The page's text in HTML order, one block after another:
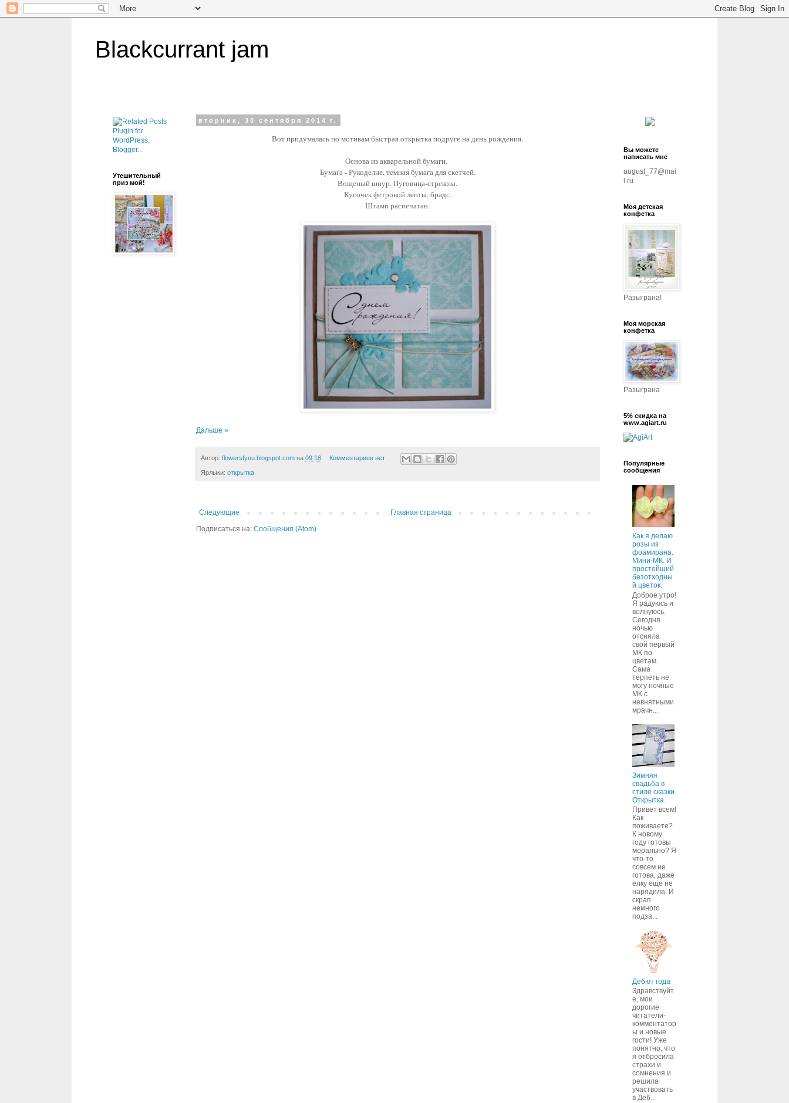
Blackcurrant jam
вторник, 30 сентября 2014 г.
Вот придумалась по мотивам быстрая открытка подруге на день рождения.
Основа из акварельной бумаги.
Бумага - Рукоделие, темная бумага для скетчей.
Вощеный шнур. Пуговица-стрекоза.
Кусочек фетровой ленты, брадс.
Штамп распечатан.
Дальше »
Автор: flowersfyou.blogspot.com на 09:18 Комментариев нет:
Ярлыки: открытка
Следующие
Главная страница
Подписаться на: Сообщения (Atom)
Утешительный
приз мой!
Вы можете
написать мне
august_77@mai
l.ru
Моя детская
конфетка
Разыграна!
Моя морская
конфетка
Разыграна
5% скидка на
www.agiart.ru
Популярные
сообщения
Как я делаю
розы из
фоамирана.
Мини-МК. И
простейший
безотходны
й цветок.
Доброе утро!
Я радуюсь и
волнуюсь.
Сегодня
ночью
отсняла
свой первый
МК по
цветам.
Сама
терпеть не
могу ночные
МК с
невнятными
мрачн...
Зимняя
свадьба в
стиле сказки.
Открытка.
Привет всем!
Как
поживаете?
К новому
году готовы
морально? Я
что-то
совсем не
готова, даже
елку еще не
нарядила. И
скрап
немного
подза...
Дебют года
Здравствуйт
е, мои
дорогие
читатели-
комментатор
ы и новые
гости! Уже
понятно, что
я отбросила
страхи и
сомнения и
решила
участвовать
в Деб...